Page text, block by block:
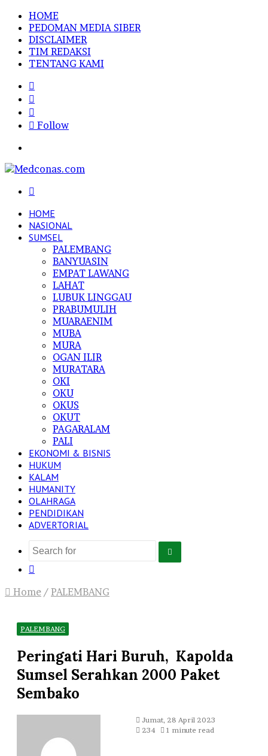
HOME
PEDOMAN MEDIA SIBER
DISCLAIMER
TIM REDAKSI
TENTANG KAMI
In
Follow
HOME
NASIONAL
SUMSEL
PALEMBANG
BANYUASIN
EMPAT LAWANG
LAHAT
LUBUK LINGGAU
PRABUMULIH
MUARAENIM
MUBA
MURA
OGAN ILIR
MURATARA
OKI
OKU
OKUS
OKUT
PAGARALAM
PALI
EKONOMI & BISNIS
HUKUM
KALAM
HUMANITY
OLAHRAGA
PENDIDIKAN
ADVERTORIAL
Search
Home / PALEMBANG
PALEMBANG
Peringati Hari Buruh, Kapolda
Sumsel Serahkan 2000 Paket
Sembako
Send
an
Jumat, 28 April 2023
234
1 minute read